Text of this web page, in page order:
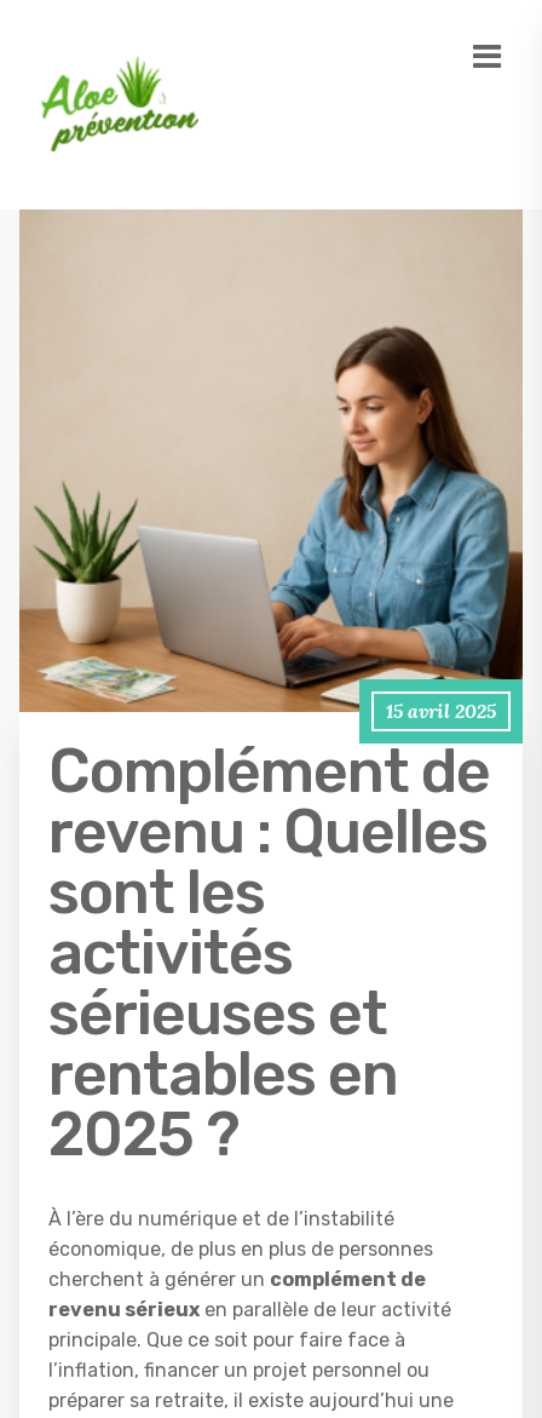
15 avril 2025
Complément de
revenu : Quelles
sont les
activités
sérieuses et
rentables en
2025 ?
À l’ère du numérique et de l’instabilité
économique, de plus en plus de personnes
cherchent à générer un complément de
revenu sérieux en parallèle de leur activité
principale. Que ce soit pour faire face à
l’inflation, financer un projet personnel ou
préparer sa retraite, il existe aujourd’hui une